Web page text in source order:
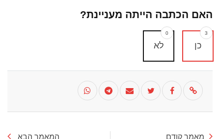
האם הכתבה הייתה מעניינת?
כן
3
לא
0
מאמר קודם המאמר הבא